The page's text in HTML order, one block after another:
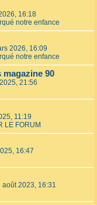
16:18
notre enfance
2026, 16:09
notre enfance
magazine 90
21:56
11:19
LE FORUM
16:47
août 2023, 16:31